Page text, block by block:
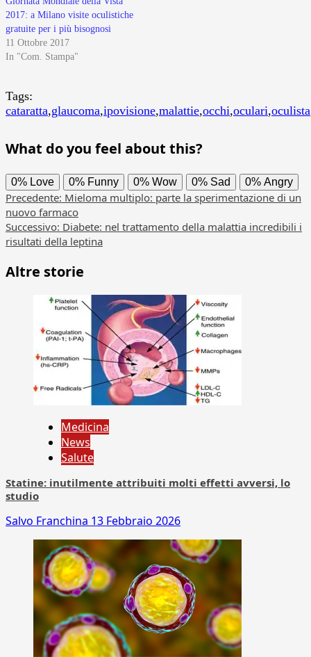
2017: a Milano visite oculistiche
gratuite per i più bisognosi
11 Ottobre 2017
In "Com. Stampa"
Tags:
cataratta,glaucoma,ipovisione,malattie,occhi,oculari,oculista
What do you feel about this?
0% Love 0% Funny 0% Wow 0% Sad 0% Angry
Navigazione
articolo
Precedente: Mieloma multiplo: parte la sperimentazione di un
nuovo farmaco
Successivo: Diabete: nel trattamento della malattia incredibili i
risultati della leptina
Altre storie
Medicina
News
Salute
Statine: inutilmente attribuiti molti effetti avversi, lo
studio
Salvo Franchina 13 Febbraio 2026